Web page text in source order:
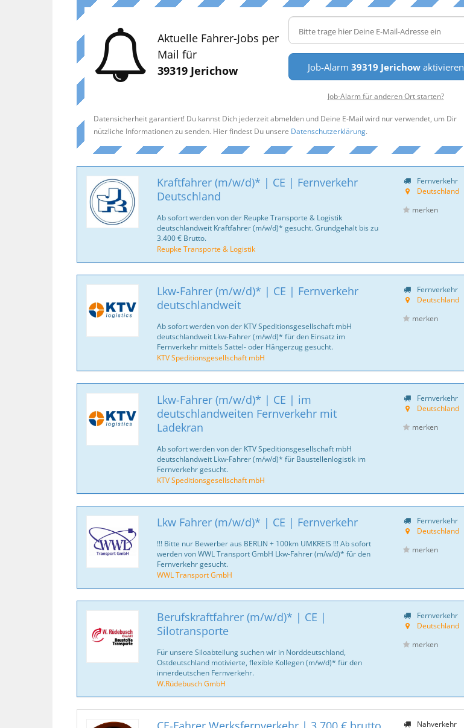
Aktuelle Fahrer-Jobs per
Mail für
39319 Jerichow
Job-Alarm 39319 Jerichowaktivieren
Job-Alarm für anderen Ort starten?
Datensicherheit garantiert! Du kannst Dich jederzeit abmelden und Deine E-Mail wird nur verwendet, um Dir
nützliche Informationen zu senden. Hier findest Du unsere Datenschutzerklärung.
Kraftfahrer (m/w/d)* | CE | Fernverkehr
Deutschland
Ab sofort werden von der Reupke Transporte & Logistik
deutschlandweit Kraftfahrer (m/w/d)* gesucht. Grundgehalt bis zu
3.400 € Brutto.
Reupke Transporte & Logistik
Fernverkehr
Deutschland
merken
Lkw-Fahrer (m/w/d)* | CE | Fernverkehr
deutschlandweit
Ab sofort werden von der KTV Speditionsgesellschaft mbH
deutschlandweit Lkw-Fahrer (m/w/d)* für den Einsatz im
Fernverkehr mittels Sattel- oder Hängerzug gesucht.
KTV Speditionsgesellschaft mbH
Fernverkehr
Deutschland
merken
Lkw-Fahrer (m/w/d)* | CE | im
deutschlandweiten Fernverkehr mit
Ladekran
Ab sofort werden von der KTV Speditionsgesellschaft mbH
deutschlandweit Lkw-Fahrer (m/w/d)* für Baustellenlogistik im
Fernverkehr gesucht.
KTV Speditionsgesellschaft mbH
Fernverkehr
Deutschland
merken
Lkw Fahrer (m/w/d)* | CE | Fernverkehr
!!! Bitte nur Bewerber aus BERLIN + 100km UMKREIS !!! Ab sofort
werden von WWL Transport GmbH Lkw-Fahrer (m/w/d)* für den
Fernverkehr gesucht.
WWL Transport GmbH
Fernverkehr
Deutschland
merken
Berufskraftfahrer (m/w/d)* | CE |
Silotransporte
Für unsere Siloabteilung suchen wir in Norddeutschland,
Ostdeutschland motivierte, flexible Kollegen (m/w/d)* für den
innerdeutschen Fernverkehr.
W.Rüdebusch GmbH
Fernverkehr
Deutschland
merken
Nahverkehr